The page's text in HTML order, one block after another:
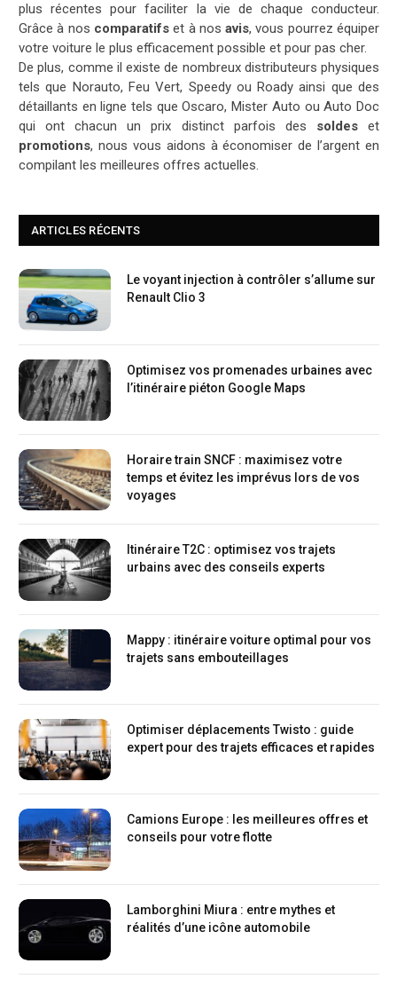
plus récentes pour faciliter la vie de chaque conducteur.
Grâce à nos comparatifset à nosavis, vous pourrez équiper
votre voiture le plus efficacement possible et pour pas cher.
De plus, comme il existe de nombreux distributeurs physiques
tels que Norauto, Feu Vert, Speedy ou Roady ainsi que des
détaillants en ligne tels que Oscaro, Mister Auto ou Auto Doc
qui ont chacun un prix distinct parfois des soldeset
promotions, nous vous aidons à économiser de l’argent en
compilant les meilleures offres actuelles.
ARTICLES RÉCENTS
Le voyant injection à contrôler s’allume sur
Renault Clio 3
Optimisez vos promenades urbaines avec
l’itinéraire piéton Google Maps
Horaire train SNCF : maximisez votre
temps et évitez les imprévus lors de vos
voyages
Itinéraire T2C : optimisez vos trajets
urbains avec des conseils experts
Mappy : itinéraire voiture optimal pour vos
trajets sans embouteillages
Optimiser déplacements Twisto : guide
expert pour des trajets efficaces et rapides
Camions Europe : les meilleures offres et
conseils pour votre flotte
Lamborghini Miura : entre mythes et
réalités d’une icône automobile